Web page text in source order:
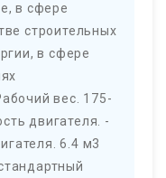
в сфере
строительных
в сфере
вес. 175-
двигателя. -
6.4 м3